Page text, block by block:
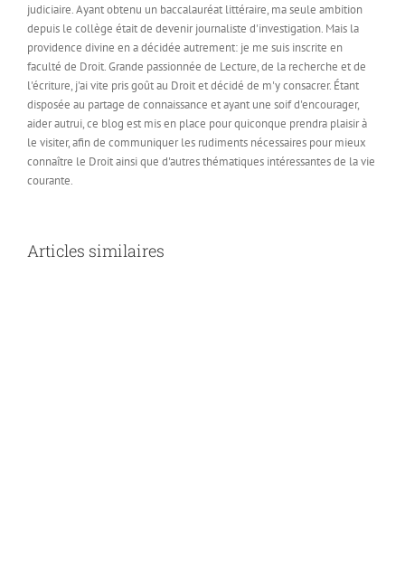
judiciaire. Ayant obtenu un baccalauréat littéraire, ma seule ambition
depuis le collège était de devenir journaliste d'investigation. Mais la
providence divine en a décidée autrement: je me suis inscrite en
faculté de Droit. Grande passionnée de Lecture, de la recherche et de
l'écriture, j'ai vite pris goût au Droit et décidé de m'y consacrer. Étant
disposée au partage de connaissance et ayant une soif d'encourager,
aider autrui, ce blog est mis en place pour quiconque prendra plaisir à
le visiter, afin de communiquer les rudiments nécessaires pour mieux
connaître le Droit ainsi que d'autres thématiques intéressantes de la vie
courante.
Articles similaires